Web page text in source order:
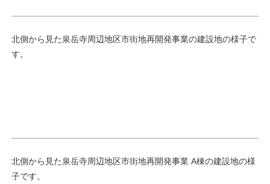
北側から見た泉岳寺周辺地区市街地再開発事業の建設地の様子で
す。
北側から見た泉岳寺周辺地区市街地再開発事業 A棟の建設地の様
子です。